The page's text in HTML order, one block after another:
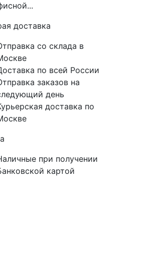
доставка
со склада в
по всей России
заказов на
день
доставка по
при получении
картой